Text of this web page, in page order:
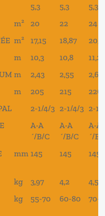
5,3 5,3
5,3
m² 20 22
24
m² 17,15 18,87
m 10,3 10,8
m 2,43 2,55
2,66
m 205 215
226
2-1/4/3 2-1/4/3 2-1/
A-A
´/B/C
A-A
´/B/C
A-A
´/B/
mm 145 145 145
kg 3,97 4,2
4,5
kg 55-70 60-80 70-